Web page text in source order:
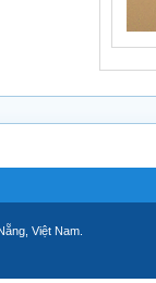
Việt Nam.